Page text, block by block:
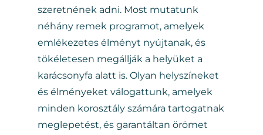
szeretnének adni. Most mutatunk
néhány remek programot, amelyek
emlékezetes élményt nyújtanak, és
tökéletesen megállják a helyüket a
karácsonyfa alatt is. Olyan helyszíneket
és élményeket válogattunk, amelyek
minden korosztály számára tartogatnak
meglepetést, és garantáltan örömet